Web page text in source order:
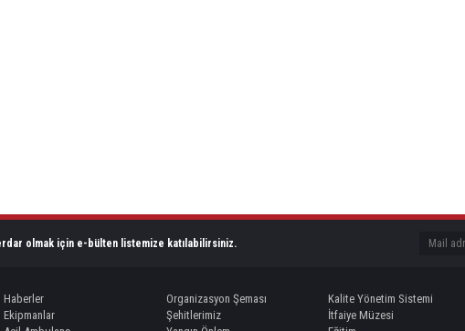
olmak için e-bülten listemize katılabilirsiniz.
Haberler Organizasyon Şeması
Kalite Yönetim Sistemi
Ekipmanlar Şehitlerimiz
İtfaiye Müzesi